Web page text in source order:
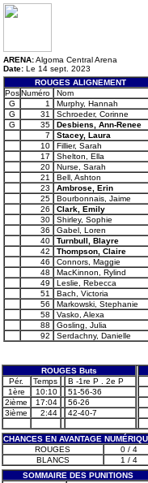
ARENA:Algoma Central Arena
Date: Le 14 sept. 2023
ROUGES ALIGNEMENT
PosNuméro
Nom
G
1
Murphy, Hannah
G
31
Schroeder, Corinne
G
35
Desbiens, Ann-Renee
7
Stacey, Laura
10
Fillier, Sarah
17
Shelton, Ella
20
Nurse, Sarah
21
Bell, Ashton
23
Ambrose, Erin
25
Bourbonnais, Jaime
26
Clark, Emily
30
Shirley, Sophie
36
Gabel, Loren
40
Turnbull, Blayre
42
Thompson, Claire
46
Connors, Maggie
48
MacKinnon, Rylind
49
Leslie, Rebecca
51
Bach, Victoria
56
Markowski, Stephanie
58
Vasko, Alexa
88
Gosling, Julia
92
Serdachny, Danielle
ROUGES Buts
Pér.
Temps
B -1re P . 2e P
1ère
10:10
51-56-36
2ième
17:04
56-26
3ième
2:44 42-40-7
CHANCES EN AVANTAGE
ROUGES
0 / 4
BLANCS
1 / 4
SOMMAIRE DES PUNITIONS